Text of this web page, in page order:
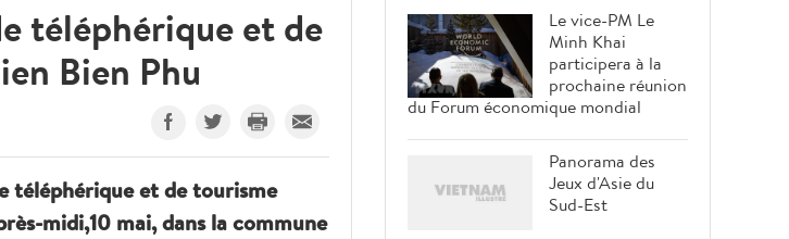
téléphérique et de
Bien Phu
téléphérique et de tourisme
midi,10 mai, dans la commune
Le vice-PM Le
Minh Khai
participera à la
prochaine réunion
du Forum économique mondial
Panorama des
Jeux d'Asie du
Sud-Est